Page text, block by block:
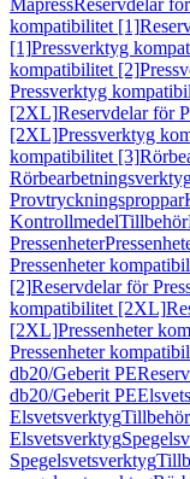
MapressReservdelar
kompatibilitet [1]
[1]Pressverktyg
kompatibilitet [2]
Pressverktyg
[2XL]Reservdelar för
[2XL]Pressverktyg
kompatibilitet [3]
Provtryckningsproppar
KontrollmedelTillbehör
Pressenheter
Pressenheter
[2]Reservdelar för
kompatibilitet [2XL]
[2XL]Pressenheter
Pressenheter
db20/Geberit PE
db20/Geberit PE
Elsvetsverktyg
Elsvetsverktyg
Spegelsvetsverktyg